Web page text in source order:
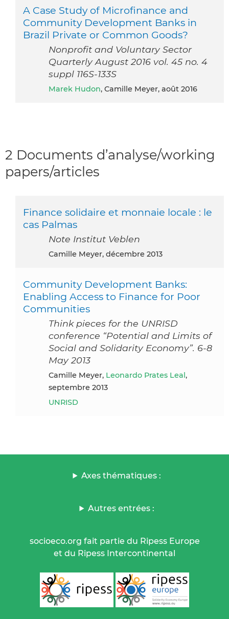
A Case Study of Microfinance and
Community Development Banks in
Brazil Private or Common Goods?
Nonprofit and Voluntary Sector
Quarterly August 2016 vol. 45 no. 4
suppl 116S-133S
Marek Hudon, Camille Meyer, août 2016
2 Documents d’analyse/working
papers/articles
Finance solidaire et monnaie locale : le
cas Palmas
Note Institut Veblen
Camille Meyer, décembre 2013
Community Development Banks:
Enabling Access to Finance for Poor
Communities
Think pieces for the UNRISD
conference “Potential and Limits of
Social and Solidarity Economy”. 6-8
May 2013
Camille Meyer, Leonardo Prates Leal,
septembre 2013
UNRISD
Axes thématiques :
Autres entrées :
socioeco.org fait partie du Ripess Europe
et du Ripess Intercontinental